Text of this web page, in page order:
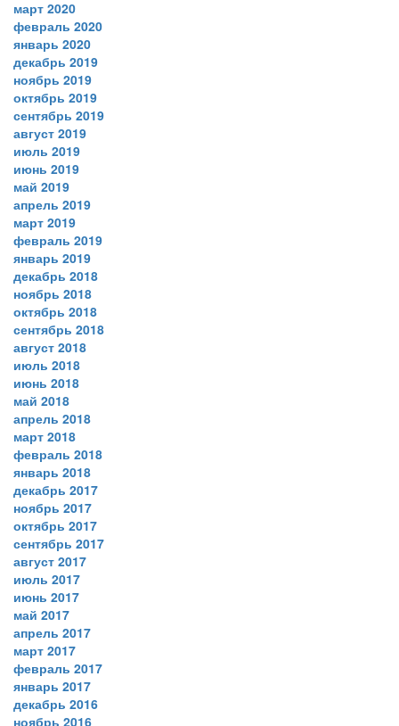
март 2020
февраль 2020
январь 2020
декабрь 2019
ноябрь 2019
октябрь 2019
сентябрь 2019
август 2019
июль 2019
июнь 2019
май 2019
апрель 2019
март 2019
февраль 2019
январь 2019
декабрь 2018
ноябрь 2018
октябрь 2018
сентябрь 2018
август 2018
июль 2018
июнь 2018
май 2018
апрель 2018
март 2018
февраль 2018
январь 2018
декабрь 2017
ноябрь 2017
октябрь 2017
сентябрь 2017
август 2017
июль 2017
июнь 2017
май 2017
апрель 2017
март 2017
февраль 2017
январь 2017
декабрь 2016
ноябрь 2016